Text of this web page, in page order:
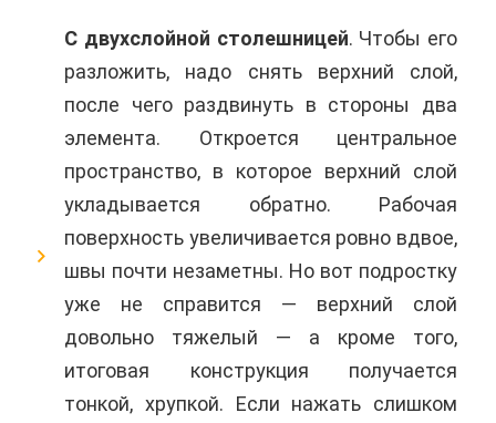
С двухслойной столешницей. Чтобы его
разложить, надо снять верхний слой,
после чего раздвинуть в стороны два
элемента. Откроется центральное
пространство, в которое верхний слой
укладывается обратно. Рабочая
поверхность увеличивается ровно вдвое,
швы почти незаметны. Но вот подростку
уже не справится — верхний слой
довольно тяжелый — а кроме того,
итоговая конструкция получается
тонкой, хрупкой. Если нажать слишком